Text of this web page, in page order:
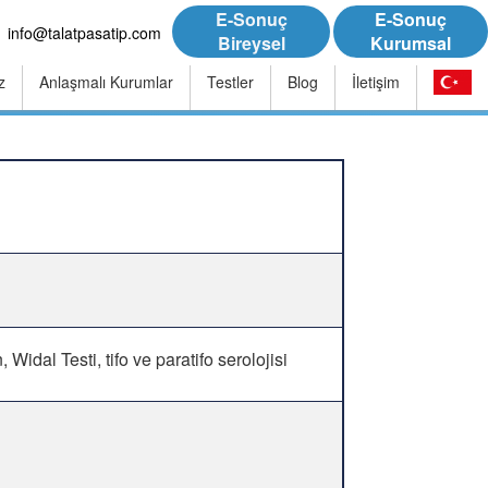
info@talatpasatip.com
E-Sonuç
Bireysel
E-Sonuç
Kurumsal
Anlaşmalı Kurumlar Testler Blog İletişim
Widal Testi, tifo ve paratifo serolojisi